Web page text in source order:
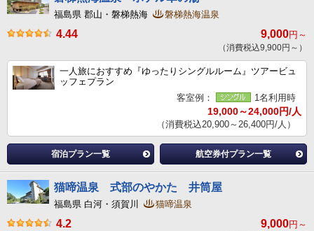
福島県 郡山・磐梯熱海 磐梯熱海温泉
4.44 9,000円～
（消費税込9,900円～）
一人旅におすすめ『ゆったりシングルルーム』ツアービュ
ッフェプラン
客室例：
1名利用時
19,000～24,000円/人
（消費税込20,900～26,400円/人）
宿泊プラン一覧 航空券付プラン一覧
猫啼温泉 式部のやかた 井筒屋
福島県 白河・須賀川 猫啼温泉
4.2 9,000円～